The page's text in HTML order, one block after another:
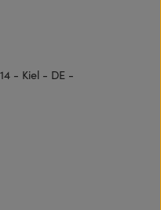
- Kiel - DE -
5 Sternen